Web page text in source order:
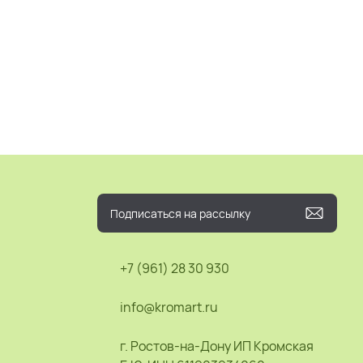
+7 (961) 28 30 930
info@kromart.ru
г. Ростов-на-Дону ИП Кромская